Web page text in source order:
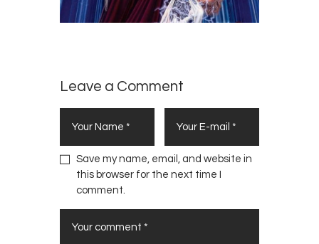
Leave a Comment
Save my name, email, and website in
this browser for the next time I
comment.